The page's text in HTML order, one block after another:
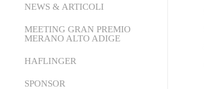
La Struttura
Conoscere l’Ippica
Calendario
Partenti Online
NEWS & ARTICOLI
Comunicati Stampa
MEETING GRAN PREMIO
MERANO ALTO ADIGE
Meeting Gran Premio Merano
Alto Adige 2026
HAFLINGER
SPONSOR